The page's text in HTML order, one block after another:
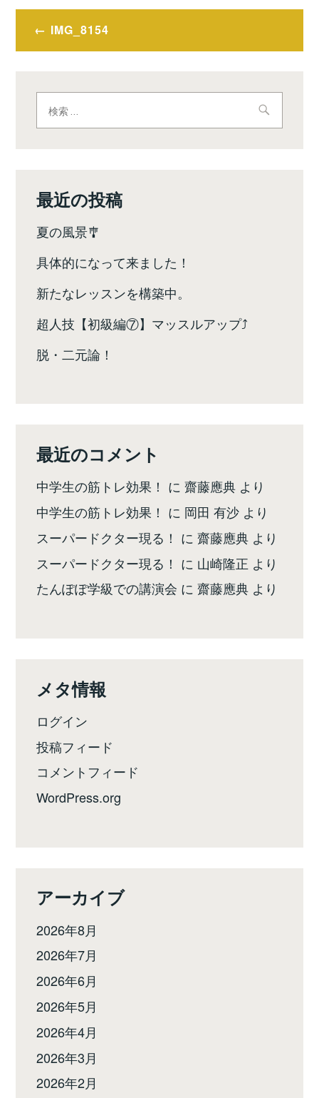
投
稿
ビ
ゲ
ョ
ン
IMG_8154
索:
最近の投稿
夏の風景🎐
具体的になって来ました！
新たなレッスンを構築中。
超人技【初級編⑦】マッスルアップ⤴️
脱・二元論！
最近のコメント
中学生の筋トレ効果！ に齋藤應典 より
中学生の筋トレ効果！ に 岡田 有沙 より
スーパードクター現る！ に齋藤應典 より
スーパードクター現る！ に 山崎隆正 より
たんぽぽ学級での講演会 に齋藤應典 より
メタ情報
ログイン
投稿フィード
コメントフィード
WordPress.org
アーカイブ
2026年8月
2026年7月
2026年6月
2026年5月
2026年4月
2026年3月
2026年2月